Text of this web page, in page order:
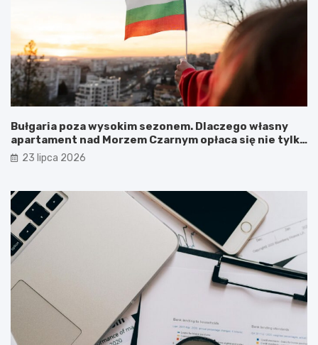
Bułgaria poza wysokim sezonem. Dlaczego własny
apartament nad Morzem Czarnym opłaca się nie tylko
latem?
23 lipca 2026